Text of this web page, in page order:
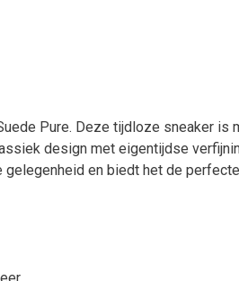
Pure. Deze tijdloze sneaker is
design met eigentijdse
en biedt het de